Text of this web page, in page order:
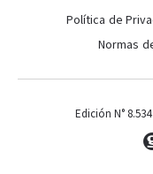
Política de
Normas
Edición N°